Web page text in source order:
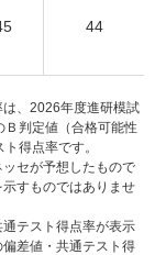
44
、2026年度進研模試
判定値（合格可能性
得点率です。
セが予想したもので
すものではありませ
テスト得点率が表示
差値・共通テスト得